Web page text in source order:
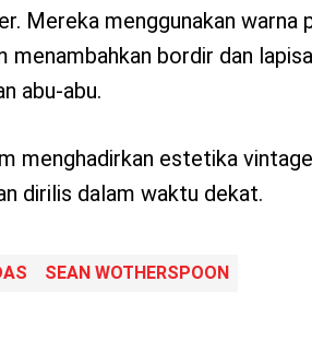
Mereka menggunakan warna
menambahkan bordir dan
abu-abu.
menghadirkan estetika
dirilis dalam waktu dekat.
SEAN WOTHERSPOON